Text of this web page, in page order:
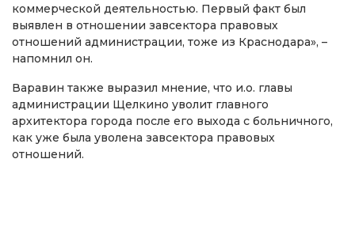
коммерческой деятельностью. Первый факт был
выявлен в отношении завсектора правовых
отношений администрации, тоже из Краснодара», –
напомнил он.
Варавин также выразил мнение, что и.о. главы
администрации Щелкино уволит главного
архитектора города после его выхода с больничного,
как уже была уволена завсектора правовых
отношений.